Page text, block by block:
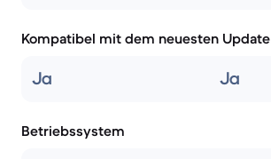
Kompatibel mit dem neuesten Update
Ja Ja
Betriebssystem